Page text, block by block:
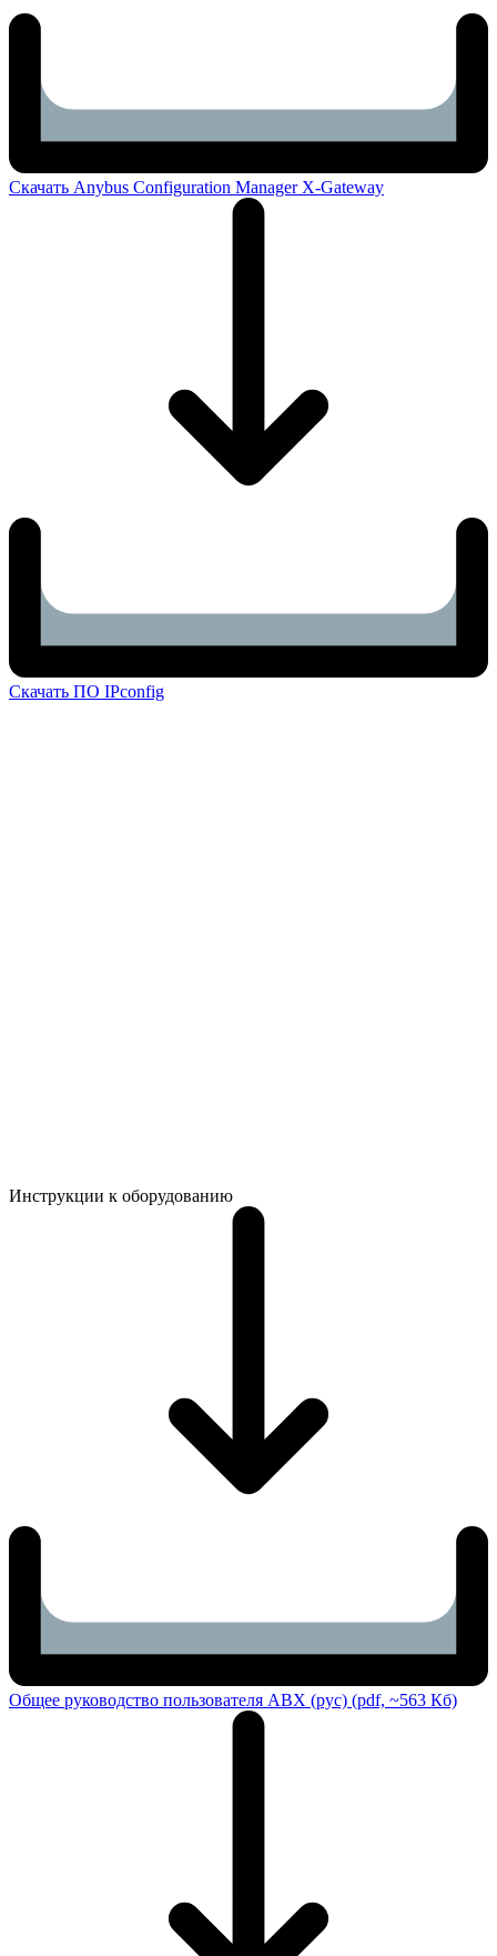
Скачать Anybus Configuration Manager X-Gateway
Скачать ПО IPconfig
Инструкции к оборудованию
Общее руководство пользователя ABX (рус) (pdf, ~563 Кб)